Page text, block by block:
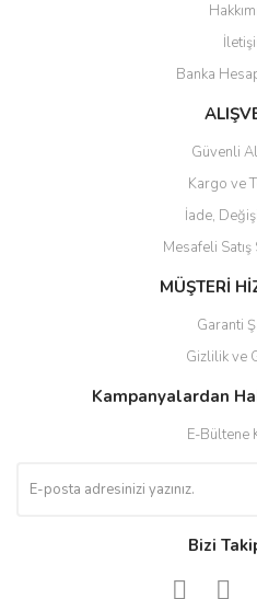
Banka
Güvenli
Kargo ve
İade,
Mesafeli
MÜŞTERİ
Garanti
Gizlilik ve
Kampanyalardan
E-Bültene
Bizi